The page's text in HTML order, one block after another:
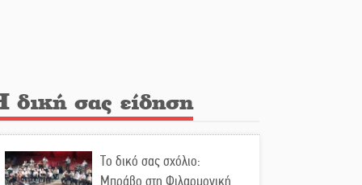
Κλήρωσε για τον Αστέρα
Οδύνη στην Απιδιά για τον
δική σας είδηση
Το δικό σας σχόλιο:
Μπράβο στη Φιλαρμονική